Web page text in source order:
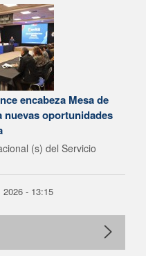
encabeza Mesa de
nuevas oportunidades
(s) del Servicio
- 13:15